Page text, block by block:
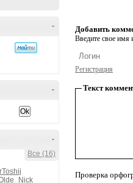
-
-
-
Все (16)
Добавить
Введите свое имя
Регистрация
Текст
Проверка